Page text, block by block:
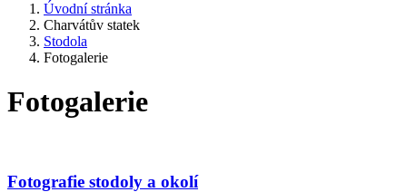
Úvodní stránka
Charvátův statek
Stodola
Fotogalerie
Fotogalerie
Fotografie stodoly a okolí